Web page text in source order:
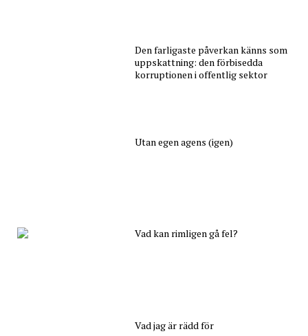
Den farligaste påverkan känns som
uppskattning: den förbisedda
korruptionen i offentlig sektor
Utan egen agens (igen)
Vad kan rimligen gå fel?
Vad jag är rädd för